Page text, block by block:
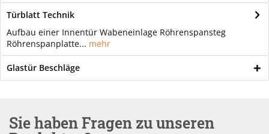
Türblatt Technik
Aufbau einer Innentür Wabeneinlage Röhrenspansteg
Röhrenspanplatte... mehr
Glastür Beschläge
Sie haben Fragen zu unseren